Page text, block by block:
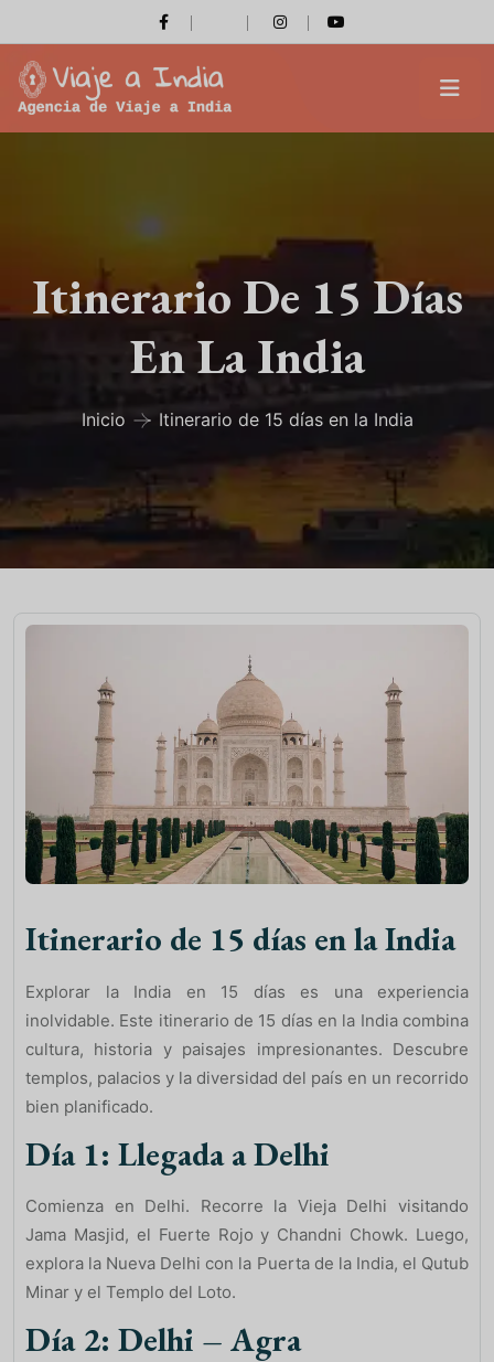
Itinerario De 15 Días
En La India
Inicio Itinerario de 15 días en la India
Itinerario de 15 días en la India
Explorar la India en 15 días es una experiencia
inolvidable. Este itinerario de 15 días en la India combina
cultura, historia y paisajes impresionantes. Descubre
templos, palacios y la diversidad del país en un recorrido
bien planificado.
Día 1: Llegada a Delhi
Comienza en Delhi. Recorre la Vieja Delhi visitando
Jama Masjid, el Fuerte Rojo y Chandni Chowk. Luego,
explora la Nueva Delhi con la Puerta de la India, el Qutub
Minar y el Templo del Loto.
Día 2: Delhi – Agra